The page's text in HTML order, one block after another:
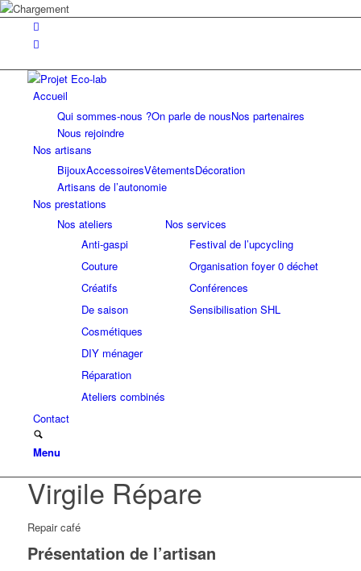
Accueil
Qui sommes-nous ?On parle de nousNos partenaires
Nous rejoindre
Nos artisans
BijouxAccessoiresVêtementsDécoration
Artisans de l’autonomie
Nos prestations
Nos ateliers
Anti-gaspi
Couture
Créatifs
De saison
Cosmétiques
DIY ménager
Réparation
Ateliers combinés
Nos services
Festival de l’upcycling
Organisation foyer 0 déchet
Conférences
Sensibilisation SHL
Contact
Menu
Virgile Répare
Repair café
Présentation de l’artisan